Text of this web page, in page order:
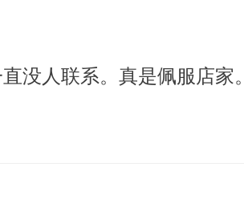
没人联系。真是佩服店家。